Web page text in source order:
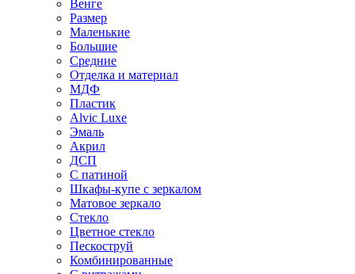
Венге
Размер
Маленькие
Большие
Средние
Отделка и материал
МДФ
Пластик
Alvic Luxe
Эмаль
Акрил
ДСП
С патиной
Шкафы-купе с зеркалом
Матовое зеркало
Стекло
Цветное стекло
Пескоструй
Комбинированные